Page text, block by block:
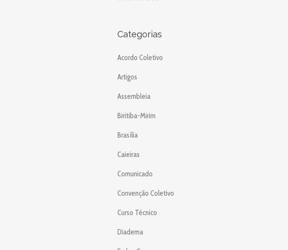
Categorias
Acordo Coletivo
Artigos
Assembleia
Biritiba-Mirim
Brasília
Caieiras
Comunicado
Convenção Coletivo
Curso Técnico
Diadema